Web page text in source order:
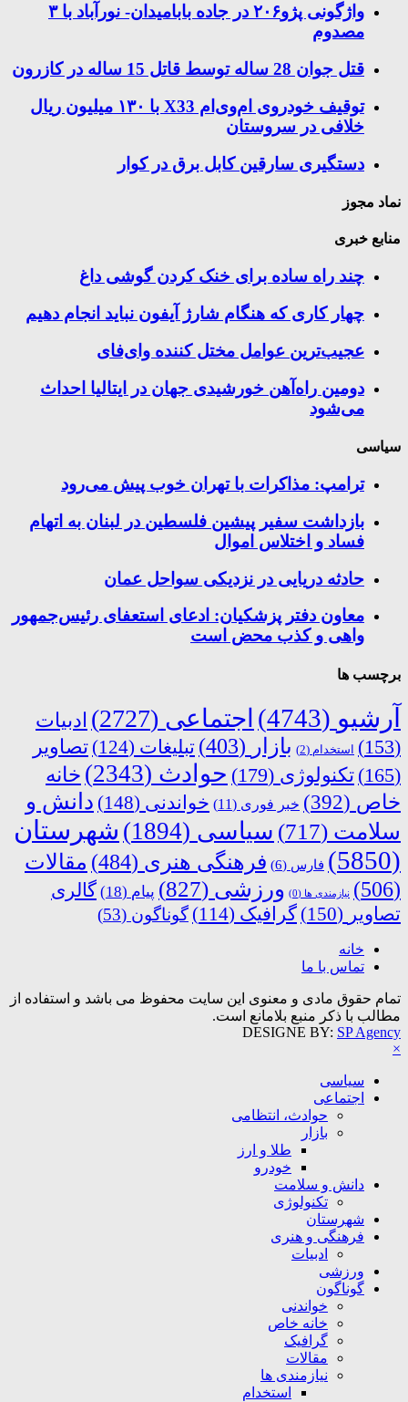
واژگونی پژو۲۰۶ در جاده بابامیدان- نورآباد با ۳
مصدوم
قتل جوان 28 ساله توسط قاتل 15 ساله در کازرون
توقیف خودروی ام‌وی‌ام X33 با ۱۳۰ میلیون ریال
خلافی در سروستان
دستگیری سارقین کابل برق در کوار
نماد مجوز
منابع خبری
چند راه‌ ساده برای خنک کردن گوشی داغ
چهار کاری که هنگام شارژ آیفون نباید انجام دهیم
عجیب‌ترین عوامل مختل کننده وای‌فای
دومین راه‌آهن خورشیدی جهان در ایتالیا احداث
می‌شود
سیاسی
ترامپ: مذاکرات با تهران خوب پیش می‌رود
بازداشت سفیر پیشین فلسطین در لبنان به اتهام
فساد و اختلاس اموال
حادثه دریایی در نزدیکی سواحل عمان
معاون دفتر پزشکیان: ادعای استعفای رئیس‌جمهور
واهی و کذب محض است
برچسب ها
آرشیو (4743) اجتماعی (2727)
ادبیات
(153)
استخدام (2) بازار (403) تبلیغات (124)
تصاویر
(165)
تکنولوژی (179) حوادث (2343)
خانه
خاص (392) خبر فوری (11) خواندنی (148)
دانش و
سلامت (717) سیاسی (1894)
شهرستان
(5850)
فارس (6) فرهنگی هنری (484)
مقالات
(506)
نیازمندی ها (0) ورزشی (827) پیام (18)
گالری
تصاویر (150) گرافیک (114) گوناگون (53)
خانه
تماس با ما
تمام حقوق مادی و معنوی این سایت محفوظ می باشد و استفاده از
مطالب با ذکر منبع بلامانع است.
DESIGNE BY: SP Agency
×
سیاسی
اجتماعی
حوادث، انتظامی
بازار
طلا و ارز
خودرو
دانش و سلامت
تکنولوژی
شهرستان
فرهنگی و هنری
ادبیات
ورزشی
گوناگون
خواندنی
خانه خاص
گرافیک
مقالات
نیازمندی ها
استخدام